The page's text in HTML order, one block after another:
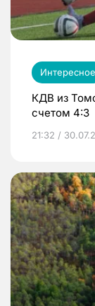
Интересное
КДВ из
счетом 4:3
21:32 /